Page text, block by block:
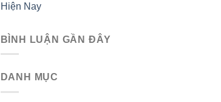
Hiện Nay
BÌNH LUẬN GẦN ĐÂY
DANH MỤC